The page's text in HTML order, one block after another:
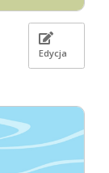
Edycja